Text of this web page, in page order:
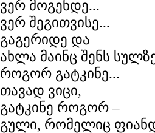
ვერ მოგენდე...
ვერ შეგითვისე...
გაგერიდე და
ახლა მაინც შენს
როგორ გატკინე...
თავად ვიცი,
გატკინე როგორ –
გული, რომელიც